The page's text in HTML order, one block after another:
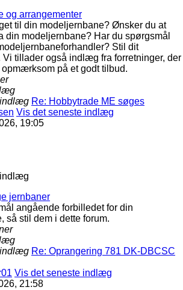
og arrangementer
til din modeljernbane? Ønsker du at
din modeljernbane? Har du spørgsmål
Stil dit
Vi tillader også indlæg fra forretninger, der
på et godt tilbud.
Re: Hobbytrade ME søges
Vis det seneste indlæg
19:05
jernbaner
angående forbilledet for din
så stil dem i dette forum.
Re: Oprangering 781 DK-DBCSC
Vis det seneste indlæg
21:58